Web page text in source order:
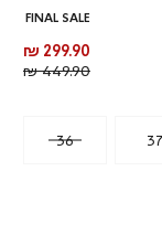
FINAL SALE
מחיר
מוצר
299.90 ₪
449.90 ₪
36 37